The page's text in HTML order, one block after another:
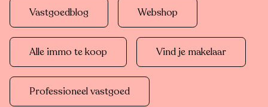
Vastgoedblog Webshop
Alle immo te koop Vind je makelaar
Professioneel vastgoed